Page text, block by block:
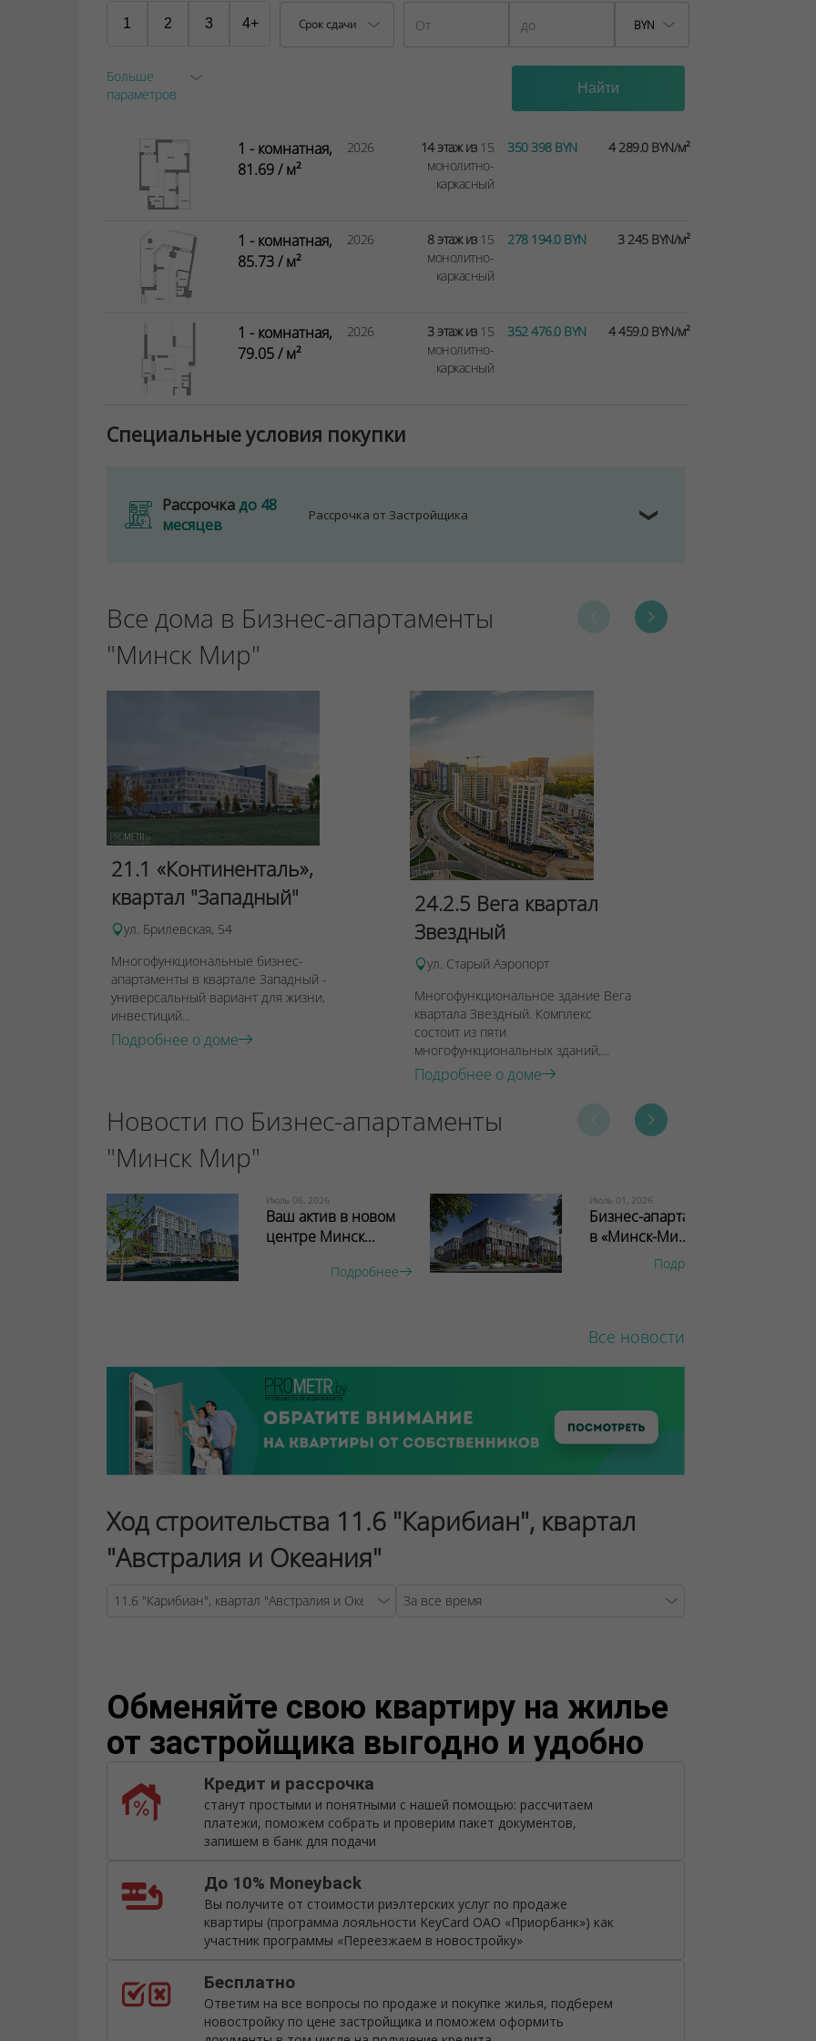
1 2 3 4+ Срок сдачи BYN
Больше
параметров
1 - комнатная,
81.69 / м²
2026 14 этаж из15
монолитно-
каркасный
350 398 BYN 4 289.0 BYN/м²
1 - комнатная,
85.73 / м²
2026 8 этаж из15
монолитно-
каркасный
278 194.0 BYN 3 245 BYN/м²
1 - комнатная,
79.05 / м²
2026 3 этаж из15
монолитно-
каркасный
352 476.0 BYN 4 459.0 BYN/м²
Специальные условия покупки
Рассрочкадо 48
месяцев
Рассрочка от Застройщика ❯
Все дома в Бизнес-апартаменты
"Минск Мир"
21.1 «Континенталь»,
квартал "Западный"
ул. Брилевская, 54
Многофункциональные бизнес-
апартаменты в квартале Западный -
универсальный вариант для жизни,
инвестиций...
Подробнее о доме
24.2.5 Вега квартал
Звездный
ул. Старый Аэропорт
Многофункциональное здание Вега
квартала Звездный. Комплекс
состоит из пяти
многофункциональных зданий,...
Подробнее о доме
Новости по Бизнес-апартаменты
"Минск Мир"
Июль 06, 2026
Ваш актив в новом
центре Минск...
Подробнее
Июль 01, 2026
Бизнес-апартаменты
в «Минск-Ми...
Подробнее
Все новости
Ход строительства 11.6 "Карибиан", квартал
"Австралия и Океания"
Обменяйте свою квартиру на жилье
от застройщика выгодно и удобно
Кредит и рассрочка
станут простыми и понятными с нашей помощью: рассчитаем
платежи, поможем собрать и проверим пакет документов,
запишем в банк для подачи
До 10% Moneyback
Вы получите от стоимости риэлтерских услуг по продаже
квартиры (программа лояльности KeyCard ОАО «Приорбанк») как
участник программы «Переезжаем в новостройку»
Бесплатно
Ответим на все вопросы по продаже и покупке жилья, подберем
новостройку по цене застройщика и поможем оформить